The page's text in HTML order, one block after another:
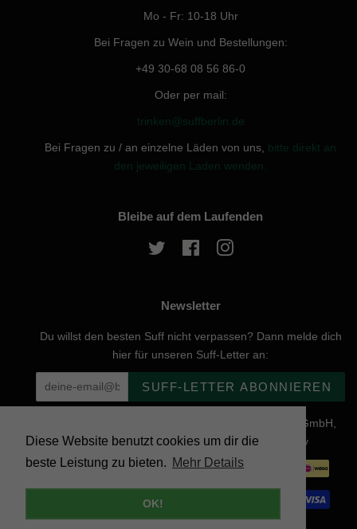
Diese Website benutzt cookies um dir die
beste Leistung zu bieten. Mehr Details
OK!
Mo - Fr: 10-18 Uhr
Bei Fragen zu Wein und Bestellungen:
+49 30-68 08 56 86-0
Oder per mail:
trinken@suffberlin.de
Bei Fragen zu / an einzelne Läden von uns, bitte direkt an
den jeweiligen Laden wenden.
Bleibe auf dem Laufenden
Twitter Facebook
Newsletter
Du willst den besten Suff nicht verpassen? Dann melde dich
hier für unseren Suff-Letter an:
SUFF-LETTER ABONNIEREN
Urheberrecht © 2026, website created by Naturgenuss GmbH,
Nobelstraße 20, 12057 Berlin - Powered by Shopify
Zahlungsarten